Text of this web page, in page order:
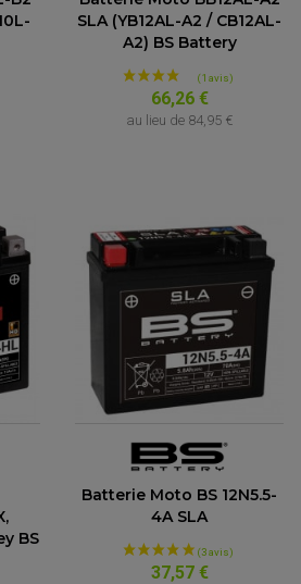
SLA (YB12AL-A2 / CB12AL-
A2) BS Battery
66,26 €
au lieu de 84,95 €
BS
Batterie Moto BS 12N5.5-
4A SLA
37,57 €